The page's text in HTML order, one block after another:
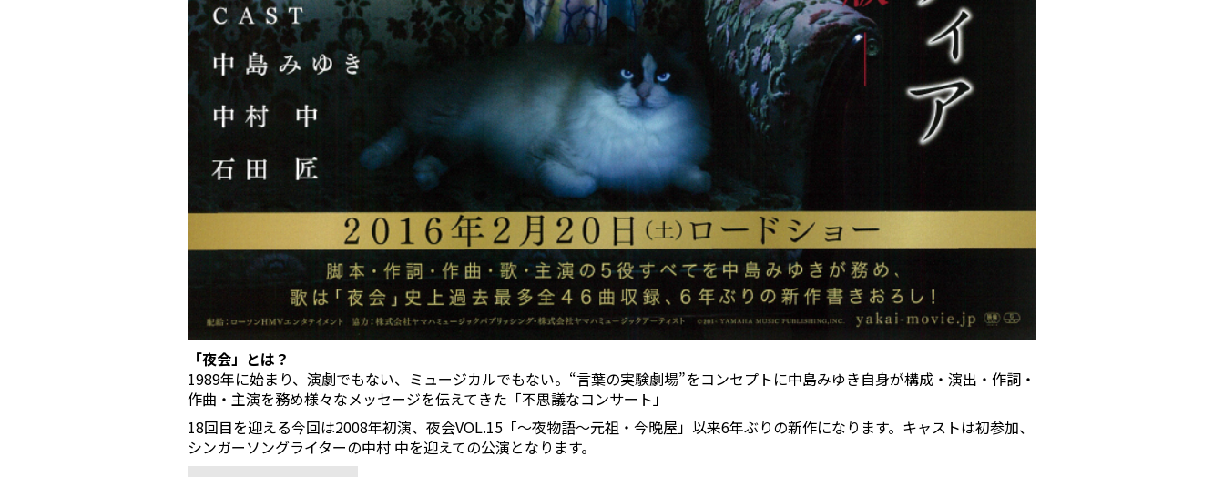
「夜会」とは？
1989年に始まり、演劇でもない、ミュージカルでもない。“言葉の実験劇場”をコンセプトに中島みゆき自身が構成・演出・作詞・
作曲・主演を務め様々なメッセージを伝えてきた「不思議なコンサート」
18回目を迎える今回は2008年初演、夜会VOL.15「～夜物語～元祖・今晩屋」以来6年ぶりの新作になります。キャストは初参加、
シンガーソングライターの中村 中を迎えての公演となります。